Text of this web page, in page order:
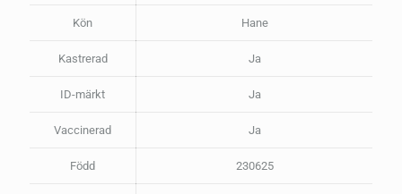
Kön Hane
Kastrerad Ja
ID-märkt Ja
Vaccinerad Ja
Född 230625